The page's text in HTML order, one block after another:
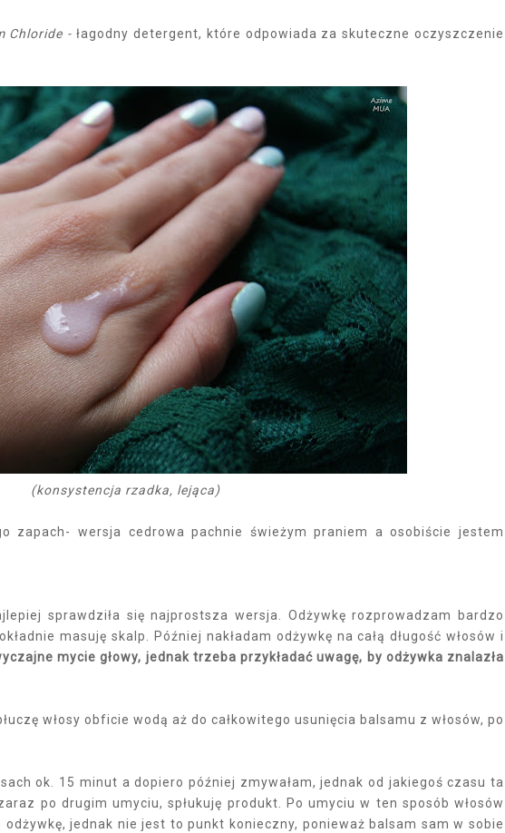
Chloride -łagodny detergent, które odpowiada za skuteczne oczyszczenie
(konsystencja rzadka, lejąca)
zapach- wersja cedrowa pachnie świeżym praniem a osobiście jestem
sprawdziła się najprostsza wersja. Odżywkę rozprowadzam bardzo
masuję skalp. Później nakładam odżywkę na całą długość włosów i
mycie głowy, jednak trzeba przykładać uwagę, by odżywka znalazła
włosy obficie wodą aż do całkowitego usunięcia balsamu z włosów, po
ok. 15 minut a dopiero później zmywałam, jednak od jakiegoś czasu ta
po drugim umyciu, spłukuję produkt. Po umyciu w ten sposób włosów
jednak nie jest to punkt konieczny, ponieważ balsam sam w sobie